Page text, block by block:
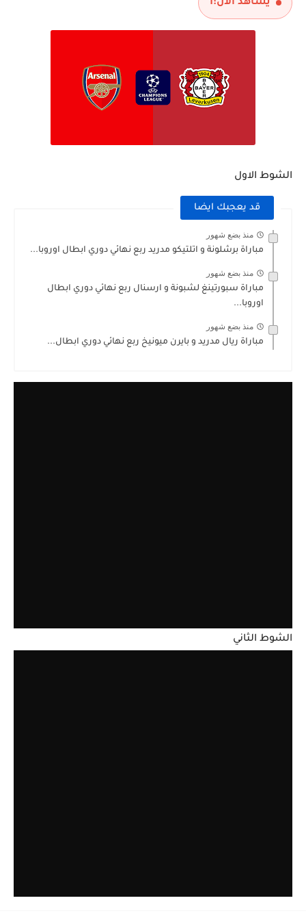
يشاهد الآن:1
الشوط الاول
قد يعجبك ايضا
منذ بضع شهور
مباراة برشلونة و اتلتيكو مدريد ربع نهائي دوري ابطال اوروبا...
منذ بضع شهور
مباراة سبورتينغ لشبونة و ارسنال ربع نهائي دوري ابطال
اوروبا...
منذ بضع شهور
مباراة ريال مدريد و بايرن ميونيخ ربع نهائي دوري ابطال...
الشوط الثاني